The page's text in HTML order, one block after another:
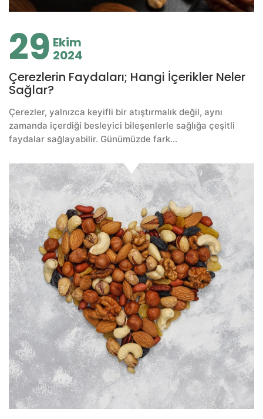
29 Ekim
2024
Çerezlerin Faydaları; Hangi İçerikler Neler
Sağlar?
Çerezler, yalnızca keyifli bir atıştırmalık değil, aynı
zamanda içerdiği besleyici bileşenlerle sağlığa çeşitli
faydalar sağlayabilir. Günümüzde fark...